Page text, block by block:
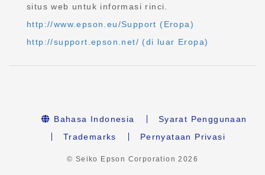
situs web untuk informasi rinci.
http://www.epson.eu/Support (Eropa)
http://support.epson.net/ (di luar Eropa)
Bahasa Indonesia
Syarat Penggunaan
Trademarks
Pernyataan Privasi
© Seiko Epson Corporation2026